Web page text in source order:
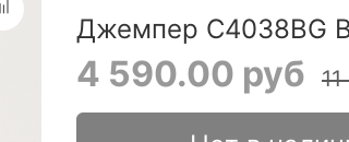
Джемпер C4038BG
4 590.00 руб